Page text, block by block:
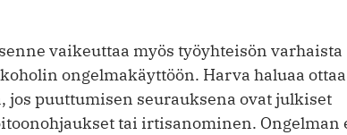
vaikeuttaa myös työyhteisön varhaista
ongelmakäyttöön. Harva haluaa
puuttumisen seurauksena ovat julkiset
tai irtisanominen. Ongelman